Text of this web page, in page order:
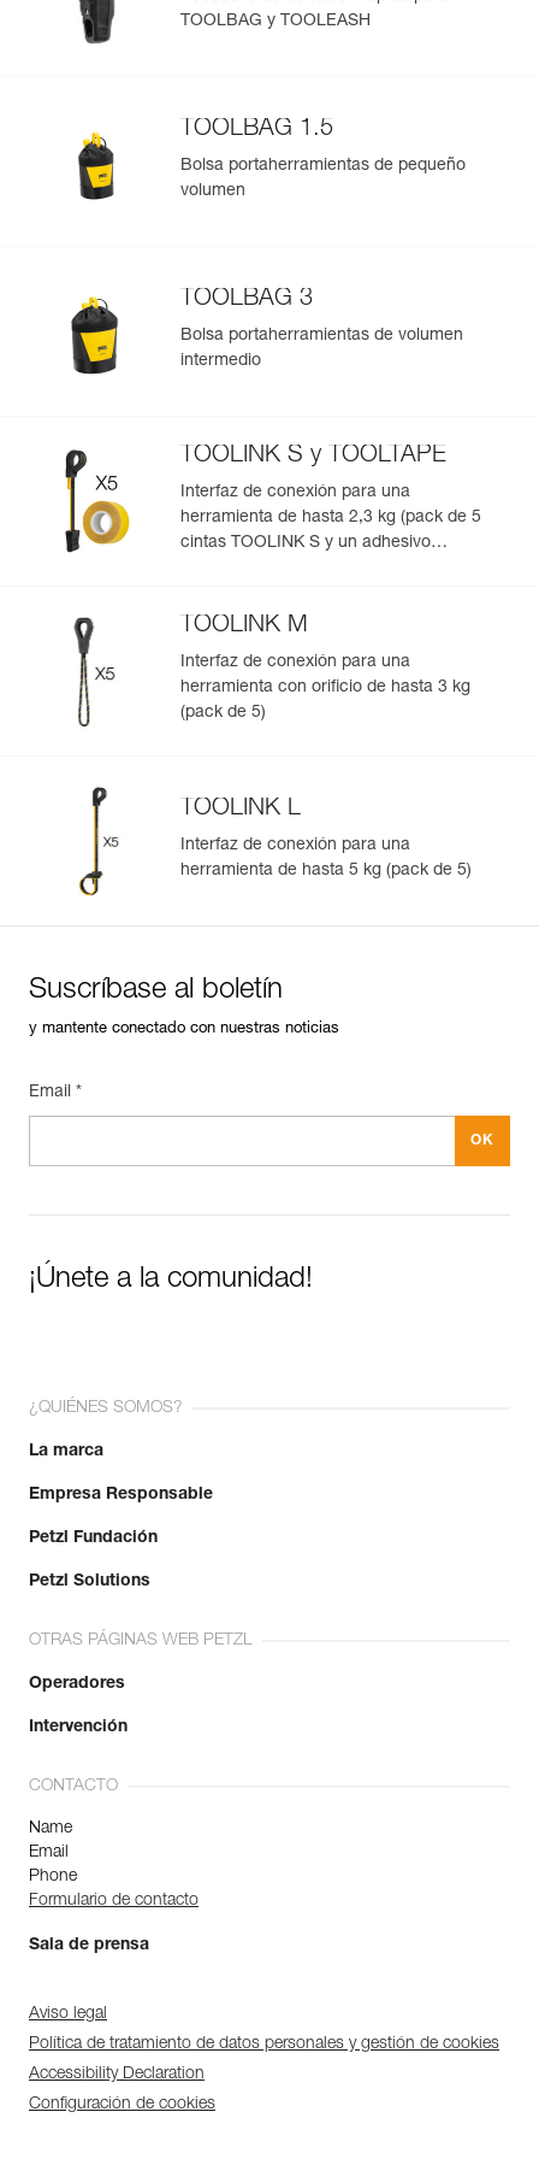
- Conexión posible mediante un conector clásico.
Gestión y control simplificados de tus EPI
Importe y exporte de forma sencilla los datos de sus EPI.
Consulte el historial de un producto desde su fecha de
fabricación.
TOOLBAG y TOOLEASH
TOOLBAG 1.5
Bolsa portaherramientas de pequeño
volumen
TOOLBAG 3
Bolsa portaherramientas de volumen
intermedio
TOOLINK S y TOOLTAPE
Interfaz de conexión para una
herramienta de hasta 2,3 kg (pack de 5
cintas TOOLINK S y un adhesivo
TOOLINK M
Interfaz de conexión para una
herramienta con orificio de hasta 3 kg
(pack de 5)
TOOLINK L
Interfaz de conexión para una
herramienta de hasta 5 kg (pack de 5)
Suscríbase al boletín
y mantente conectado con nuestras noticias
Email *
¡Únete a la comunidad!
¿QUIÉNES SOMOS?
La marca
Empresa Responsable
Petzl Fundación
Petzl Solutions
OTRAS PÁGINAS WEB PETZL
Operadores
Intervención
CONTACTO
Name
Email
Phone
Formulario de contacto
Sala de prensa
Aviso legal
Política de tratamiento de datos personales y gestión de cookies
Accessibility Declaration
Configuración de cookies